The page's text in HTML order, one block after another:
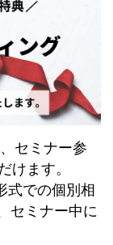
セミナー参
けます。
式での個別相
セミナー中に